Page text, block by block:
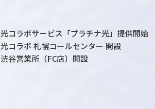
光コラボサービス「プラチナ光」提供開始
光コラボ 札幌コールセンター 開設
渋谷営業所（FC店）開設